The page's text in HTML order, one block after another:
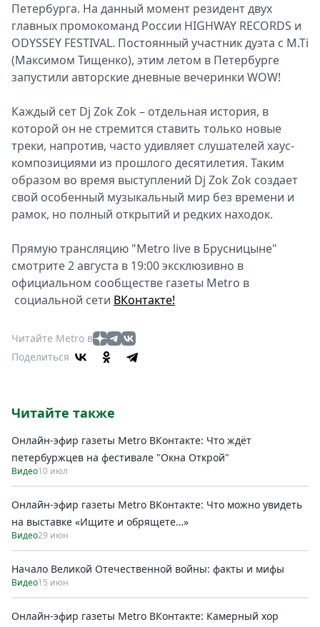
Петербурга. На данный момент резидент двух
главных промокоманд России HIGHWAY RECORDS и
ODYSSEY FESTIVAL. Постоянный участник дуэта с M.Ti
(Максимом Тищенко), этим летом в Петербурге
запустили авторские дневные вечеринки WOW!
Каждый‌ сет Dj Zok Zok – отдельная история, в
которой‌ он не стремится ставить только новые
треки, напротив, часто удивляет слушателей хаус-
композициями из прошлого десятилетия. Таким
образом во время выступлений Dj Zok Zok создает
свой особенный музыкальный мир без времени и
рамок, но полный открытий и редких находок.
Прямую трансляцию "Metro live в Брусницыне"
смотрите 2 августа в 19:00 эксклюзивно в
официальном сообществе газеты Metro в
социальной сети ВКонтакте!
Читайте Metro в
Поделиться
Читайте также
Онлайн-эфир газеты Metro ВКонтакте: Что ждёт
петербуржцев на фестивале "Окна Открой"
Видео10 июл
Онлайн-эфир газеты Metro ВКонтакте: Что можно увидеть
на выставке «Ищите и обрящете…»
Видео29 июн
Начало Великой Отечественной войны: факты и мифы
Видео15 июн
Онлайн-эфир газеты Metro ВКонтакте: Камерный хор